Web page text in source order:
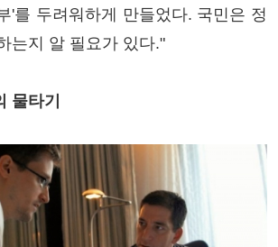
'를 두려워하게 만들었다. 국민은 정
는지 알 필요가 있다."
물타기